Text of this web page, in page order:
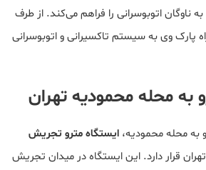
ناوگان اتوبوسرانی را فراهم می‌کند. از طرف
پارک وی به سیستم تاکسیرانی و اتوبوسرانی
به محله محمودیه تهران
به محله محمودیه، ایستگاه مترو تجریش
خط ۱ متروی تهران قرار دارد. این ایستگاه در میدان تجریش